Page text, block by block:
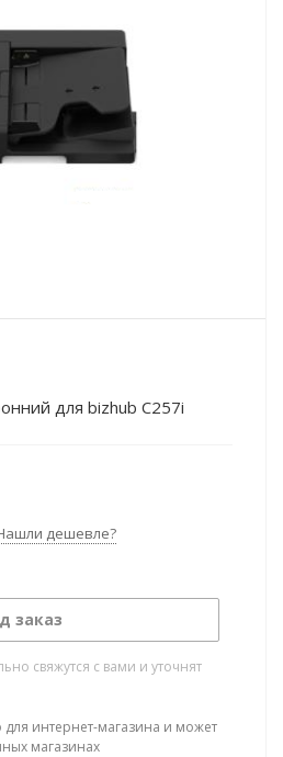
для bizhub C257i
дешевле?
заказ
свяжутся с вами и уточнят
для интернет-магазина и может
магазинах